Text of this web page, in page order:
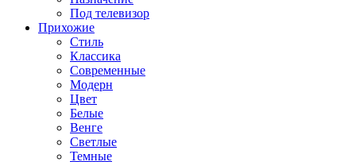
Под телевизор
Прихожие
Стиль
Классика
Современные
Модерн
Цвет
Белые
Венге
Светлые
Темные